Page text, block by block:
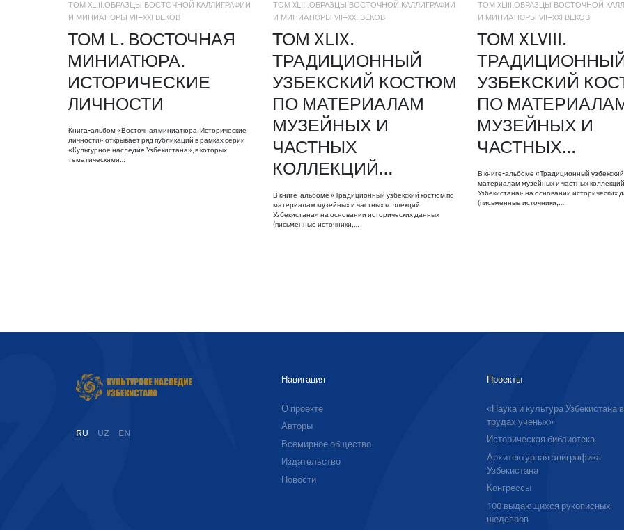
ТОМ XLIII.ОБРАЗЦЫ ВОСТОЧНОЙ КАЛЛИГРАФИИ
И МИНИАТЮРЫ VII–XXI ВЕКОВ
ТОМ L. ВОСТОЧНАЯ
МИНИАТЮРА.
ИСТОРИЧЕСКИЕ
ЛИЧНОСТИ
Книга-альбом «Восточная миниатюра. Исторические
личности» открывает ряд публикаций в рамках серии
«Культурное наследие Узбекистана», в которых
тематическими…
ТОМ XLIII.ОБРАЗЦЫ ВОСТОЧНОЙ КАЛЛИГРАФИИ
И МИНИАТЮРЫ VII–XXI ВЕКОВ
ТОМ XLIX.
ТРАДИЦИОННЫЙ
УЗБЕКСКИЙ КОСТЮМ
ПО МАТЕРИАЛАМ
МУЗЕЙНЫХ И
ЧАСТНЫХ
КОЛЛЕКЦИЙ…
В книге-альбоме «Традиционный узбекский костюм по
материалам музейных и частных коллекций
Узбекистана» на основании исторических данных
(письменные источники,…
ТОМ XLIII.ОБРАЗЦЫ ВОСТОЧНОЙ
И МИНИАТЮРЫ VII–XXI ВЕКОВ
ТОМ XLVIII.
УЗБЕКСКИЙ
ПО
МУЗЕЙНЫХ И
ЧАСТНЫХ…
В книге-альбоме «Традиционный
материалам музейных и частных коллекций
Узбекистана» на основании исторических
(письменные источники,…
RU UZ EN
Навигация
О проекте
Авторы
Всемирное общество
Издательство
Новости
Проекты
«Наука и культура Узбекистана в
трудах ученых»
Историческая библиотека
Архитектурная эпиграфика
Узбекистана
Конгрессы
100 выдающихся рукописных
шедевров